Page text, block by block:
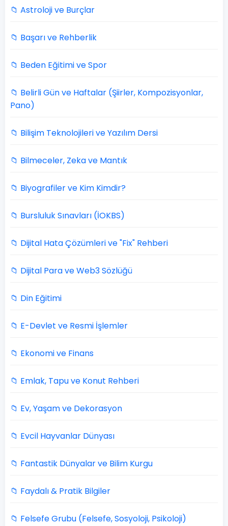
📁 Astroloji ve Burçlar
📁 Başarı ve Rehberlik
📁 Beden Eğitimi ve Spor
📁 Belirli Gün ve Haftalar (Şiirler, Kompozisyonlar,
Pano)
📁 Bilişim Teknolojileri ve Yazılım Dersi
📁 Bilmeceler, Zeka ve Mantık
📁 Biyografiler ve Kim Kimdir?
📁 Bursluluk Sınavları (İOKBS)
📁 Dijital Hata Çözümleri ve "Fix" Rehberi
📁 Dijital Para ve Web3 Sözlüğü
📁 Din Eğitimi
📁 E-Devlet ve Resmi İşlemler
📁 Ekonomi ve Finans
📁 Emlak, Tapu ve Konut Rehberi
📁 Ev, Yaşam ve Dekorasyon
📁 Evcil Hayvanlar Dünyası
📁 Fantastik Dünyalar ve Bilim Kurgu
📁 Faydalı & Pratik Bilgiler
📁 Felsefe Grubu (Felsefe, Sosyoloji, Psikoloji)